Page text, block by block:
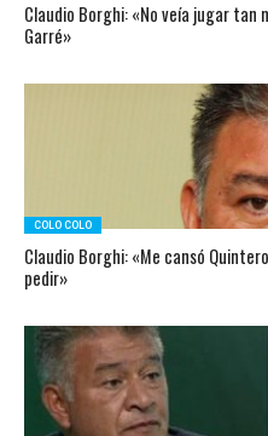
Claudio Borghi: «No veía jugar tan
Garré»
COLO COLO
Claudio Borghi: «Me cansó
pedir»